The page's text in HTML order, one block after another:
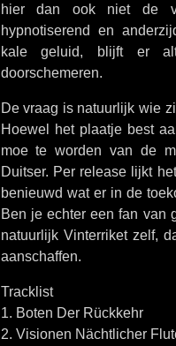
hier dan ook niet de
hypnotiserend en
kale geluid, blijft er
doorschemeren.
De vraag is natuurlijk wie
Hoewel het plaatje best
moe te worden van de
Duitser. Per release lijkt
benieuwd wat er in de
Ben je echter een fan van
natuurlijk Vinterriket zelf,
aanschaffen.
Tracklist
1. Boten Der Rückkehr
2. Visionen Nächtlicher